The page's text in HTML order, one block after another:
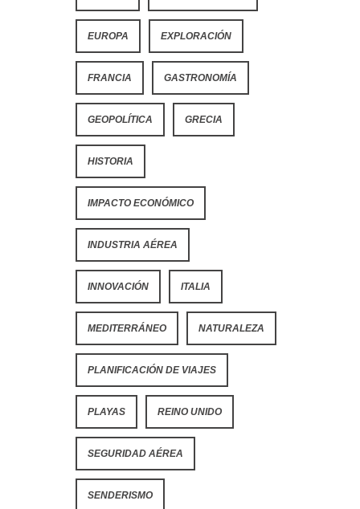
EUROPA EXPLORACIÓN
FRANCIA GASTRONOMÍA
GEOPOLÍTICA GRECIA
HISTORIA
IMPACTO ECONÓMICO
INDUSTRIA AÉREA
INNOVACIÓN ITALIA
MEDITERRÁNEO NATURALEZA
PLANIFICACIÓN DE VIAJES
PLAYAS REINO UNIDO
SEGURIDAD AÉREA
SENDERISMO